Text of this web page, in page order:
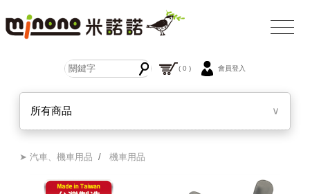
( 0 ) 會員登入
所有商品 ∨
➤ 汽車、機車用品 /機車用品